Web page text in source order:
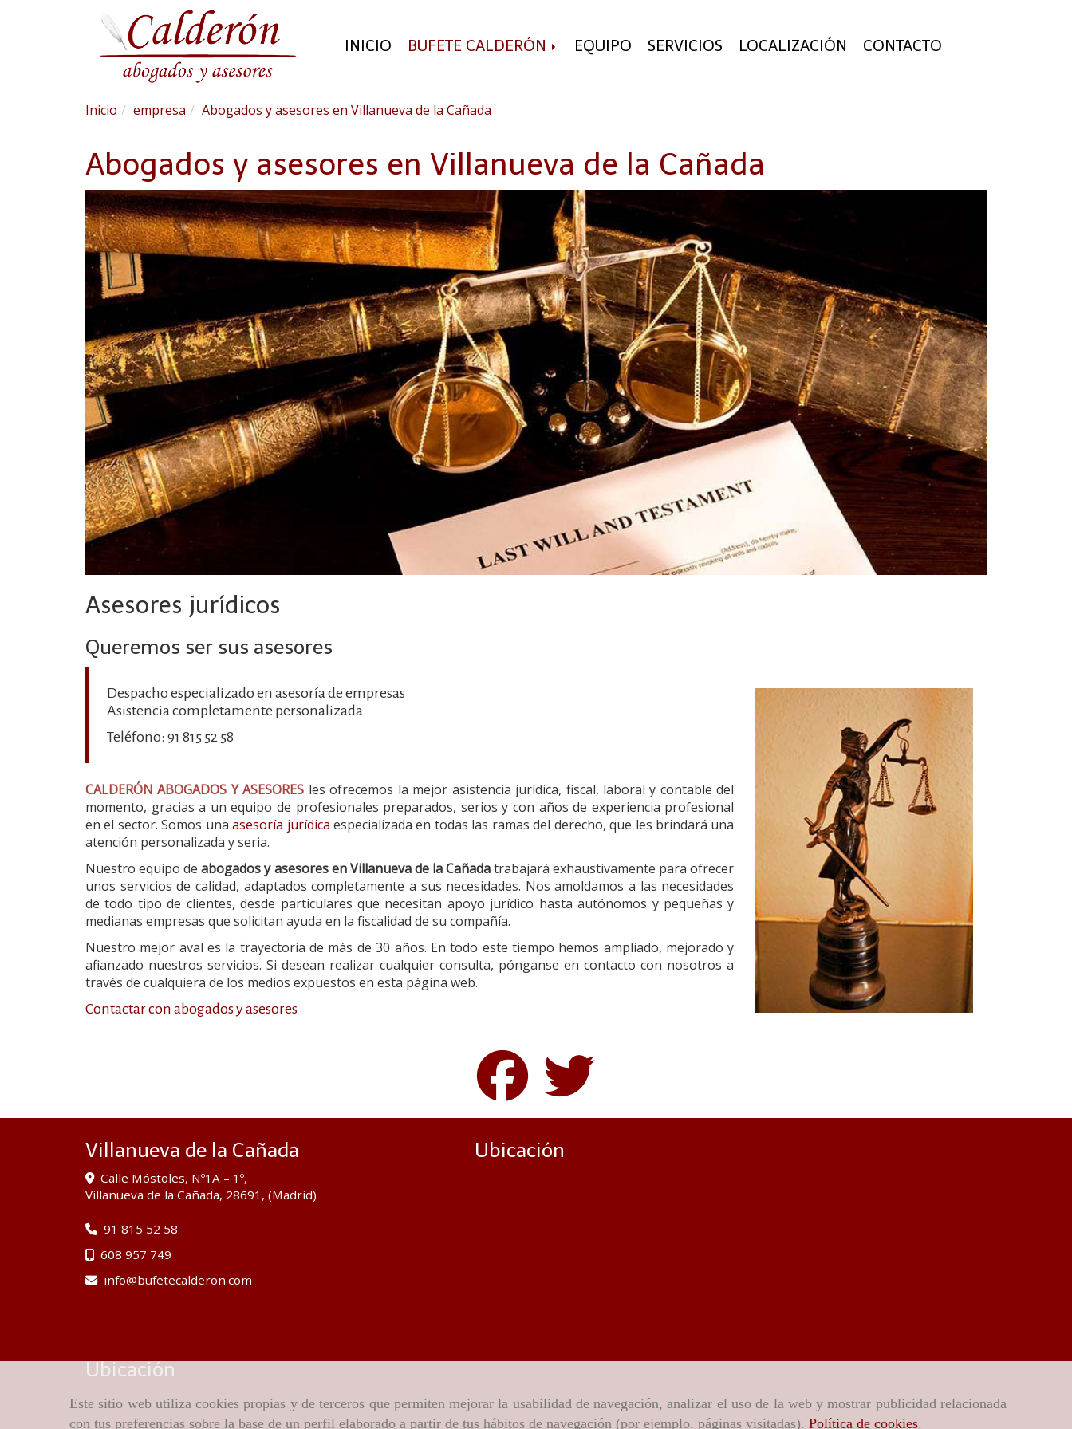
Este sitio web utiliza cookies propias y de terceros que permiten mejorar la usabilidad de navegación, analizar el uso de la web y mostrar publicidad relacionada
con tus preferencias sobre la base de un perfil elaborado a partir de tus hábitos de navegación (por ejemplo, páginas visitadas). Política de cookies.
INICIO BUFETE CALDERÓN EQUIPO SERVICIOS LOCALIZACIÓN CONTACTO
Inicio empresa Abogados y asesores en Villanueva de la Cañada
Abogados y asesores en Villanueva de la Cañada
Asesores jurídicos
Queremos ser sus asesores
Despacho especializado en asesoría de empresas
Asistencia completamente personalizada
Teléfono: 91 815 52 58
CALDERÓN ABOGADOS Y ASESORES les ofrecemos la mejor asistencia jurídica, fiscal, laboral y contable del
momento, gracias a un equipo de profesionales preparados, serios y con años de experiencia profesional
en el sector. Somos unaasesoría jurídica especializada en todas las ramas del derecho, que les brindará una
atención personalizada y seria.
Nuestro equipo deabogados y asesores en Villanueva de la Cañadatrabajará exhaustivamente para ofrecer
unos servicios de calidad, adaptados completamente a sus necesidades. Nos amoldamos a las necesidades
de todo tipo de clientes, desde particulares que necesitan apoyo jurídico hasta autónomos y pequeñas y
medianas empresas que solicitan ayuda en la fiscalidad de su compañía.
Nuestro mejor aval es la trayectoria de más de 30 años. En todo este tiempo hemos ampliado, mejorado y
afianzado nuestros servicios. Si desean realizar cualquier consulta, pónganse en contacto con nosotros a
través de cualquiera de los medios expuestos en esta página web.
Contactar con abogados y asesores
Villanueva de la Cañada
Calle Móstoles, Nº1A – 1º,
Villanueva de la Cañada, 28691 , (Madrid)
91 815 52 58
608 957 749
info
bufetecalderon.com
Ubicación
Ubicación